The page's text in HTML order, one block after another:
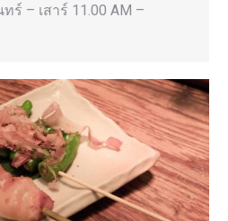
ร์ – เสาร์ 11.00 AM –